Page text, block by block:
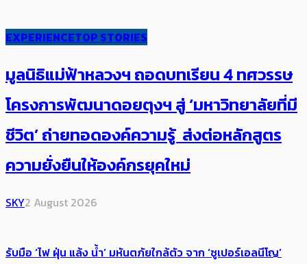
EXPERIENCETOP STORIES
มูลนิธิแม่ฟ้าหลวงฯ ถอดบทเรียน 4 ทศวรรษ
โครงการพัฒนาดอยตุงฯ สู่ ‘มหาวิทยาลัยที่มี
ชีวิต’ ถ่ายทอดองค์ความรู้ ส่งต่อหลักสูตร
ความยั่งยืนให้องค์กรยุคใหม่
SKY2 August 2026
รับมือ ‘ไฟ ฝุ่น แล้ง น้ำ’ มหันตภัยใกล้ตัว จาก ‘ซูเปอร์เอลนีโญ’